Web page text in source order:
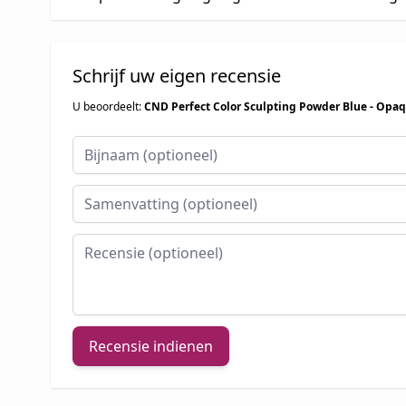
Schrijf uw eigen recensie
U beoordeelt:CND Perfect Color Sculpting Powder Blue -
Bijnaam
Samenvatting
Recensie
Recensie indienen